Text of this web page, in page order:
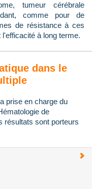
tumeur cérébrale
comme pour de
de résistance à ces
à long terme.
dans le
prise en charge du
de
résultats sont porteurs